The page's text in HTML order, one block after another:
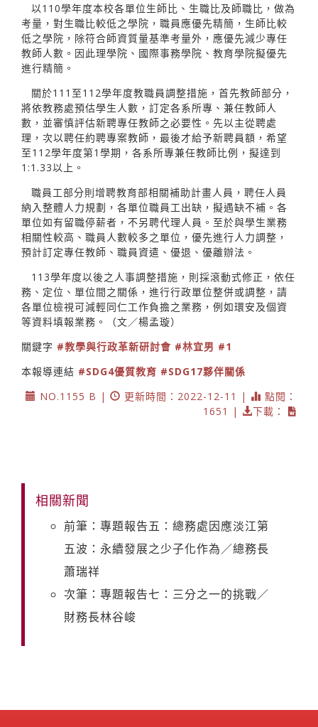
以110學年度本校各單位生師比、生職比及師職比，做為
考量，對生職比較低之學院，職員應優先精簡，生師比較
低之學院，除符合師資質量基準考量外，應優先減少專任
教師人數。因此理學院、國際事務學院、教育學院擬優先
進行精簡。
關於111至112學年度教職員調整措施，首先教師部分，
將依教務處預估學生人數，訂定各系所專、兼任教師人
數，並審慎評估新聘專任教師之必要性。先以主從聘處
理，次以聘任約聘專案教師，最後才給予新聘員額，希望
至112學年度第1學期，各系所專兼任教師比例，擬達到
1:1.33以上。
職員工部分則增聘教育部相關補助計畫人員，聘任人員
納入整體人力規劃，各單位職員工出缺，擬遇缺不補。各
單位如有留職停薪者，不另聘代理人員。至於與學生業務
相關性較高、職員人數較多之單位，優先進行人力調整，
預計訂定專任教師、職員資遣、優退、優離辦法。
113學年度以後之人事調整措施，則採滾動式修正，依任
務、定位、單位間之關係，進行行政單位整併或調整，請
各單位檢視可減輕同仁工作負擔之業務，例如環安及個資
等資料填報業務。（文／楊孟璇）
關鍵字 #教學與行政革新研討會 #林宜男 #1
本報導連結 #SDG4優質教育 #SDG17夥伴關係
NO.1155 B |
更新時間：2022-12-11 |
點閱：
1651 |
下載：
相關新聞
前筆：專題報告五：總務處因應淡江第
五波：永續發展之少子化作為／總務長
蕭瑞祥
次筆：專題報告七：三分之一的挑戰／
財務長林谷峻